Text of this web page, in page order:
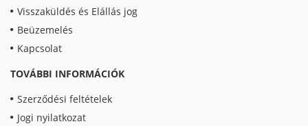
Visszaküldés és Elállás jog
Beüzemelés
Kapcsolat
TOVÁBBI INFORMÁCIÓK
Szerződési feltételek
Jogi nyilatkozat